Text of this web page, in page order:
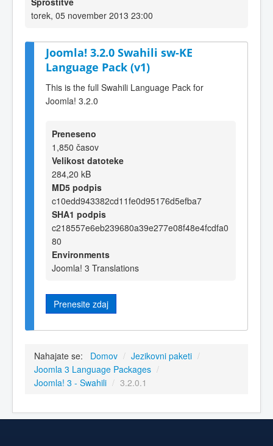
torek, 05 november 2013 23:00
Joomla! 3.2.0 Swahili sw-KE
Language Pack (v1)
This is the full Swahili Language Pack for
Joomla! 3.2.0
Preneseno
1,850 časov
Velikost datoteke
284,20 kB
MD5 podpis
c10edd943382cd11fe0d95176d5efba7
SHA1 podpis
c218557e6eb239680a39e277e08f48e4fcdfa0
80
Environments
Joomla! 3 Translations
Prenesite zdaj
Nahajate se: Domov / Jezikovni paketi /
Joomla 3 Language Packages /
Joomla! 3 - Swahili / 3.2.0.1